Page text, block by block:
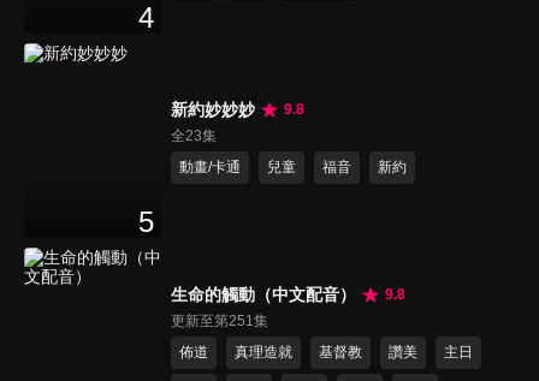
4
5
新約妙妙妙
9.8
全23集
動畫/卡通
兒童 福音 新約
生命的觸動（中文配音）
9.8
更新至第251集
佈道
真理造就 基督教 讚美 主日